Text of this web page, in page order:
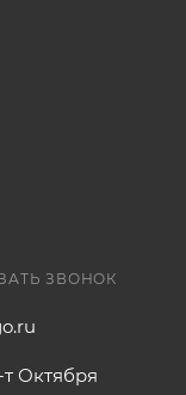
ЗВОНОК
т Октября